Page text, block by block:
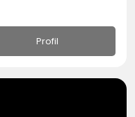
Profil